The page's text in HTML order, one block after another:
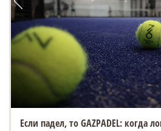
Если падел, то GAZPADEL: когда